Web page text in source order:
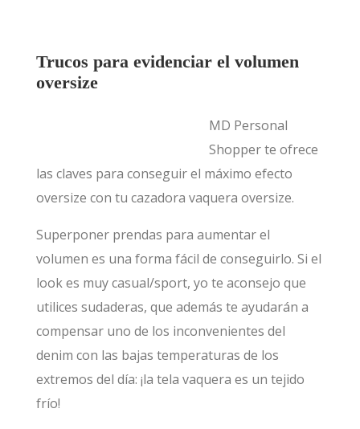
Trucos para evidenciar el volumen
oversize
MD Personal
Shopper te ofrece
las claves para conseguir el máximo efecto
oversize con tu cazadora vaquera oversize.
Superponer prendas para aumentar el
volumen es una forma fácil de conseguirlo. Si el
look es muy casual/sport, yo te aconsejo que
utilices sudaderas, que además te ayudarán a
compensar uno de los inconvenientes del
denim con las bajas temperaturas de los
extremos del día: ¡la tela vaquera es un tejido
frío!